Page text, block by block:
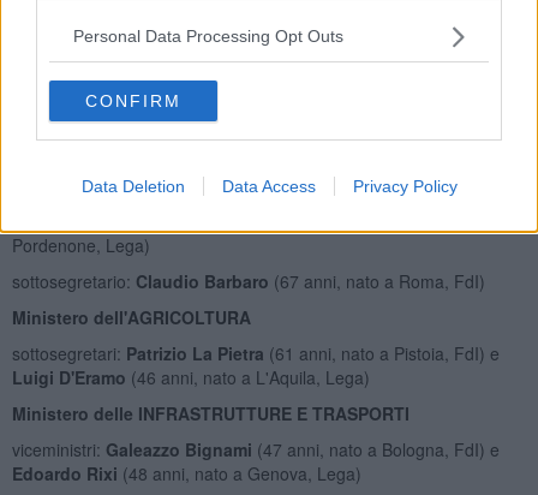
Personal Data Processing Opt Outs
CONFIRM
Data Deletion Data Access Privacy Policy
Ministero dello SVILUPPO ECONOMICO
viceministro:Valentino Valentini(60 anni, nato a Bologna, Forza
Italia)
sottosegretari:Fausta Bergamotto
Massimo Bitonci(57 anni, nato a Padova, Lega)
Ministero dell'AMBIENTE
Pordenone, Lega)
sottosegretario: Claudio Barbaro (67 anni, nato a Roma, FdI)
Ministero dell'AGRICOLTURA
sottosegretari: Patrizio La Pietra (61 anni, nato a Pistoia, FdI) e
Luigi D'Eramo (46 anni, nato a L'Aquila, Lega)
Ministero delle INFRASTRUTTURE E TRASPORTI
viceministri: Galeazzo Bignami (47 anni, nato a Bologna, FdI) e
Edoardo Rixi (48 anni, nato a Genova, Lega)